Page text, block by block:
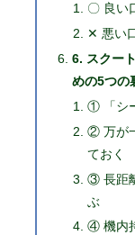
〇 良い
✕ 悪い
6. スクー
めの5つの
① 「シ
② 万が
ておく
③ 長距
ぶ
④ 機内